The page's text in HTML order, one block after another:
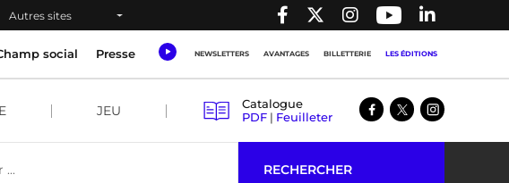
Autres sites
social Presse NEWSLETTERS AVANTAGES BILLETTERIE LES ÉDITIONS
JEU
Catalogue
PDF | Feuilleter
RECHERCHER